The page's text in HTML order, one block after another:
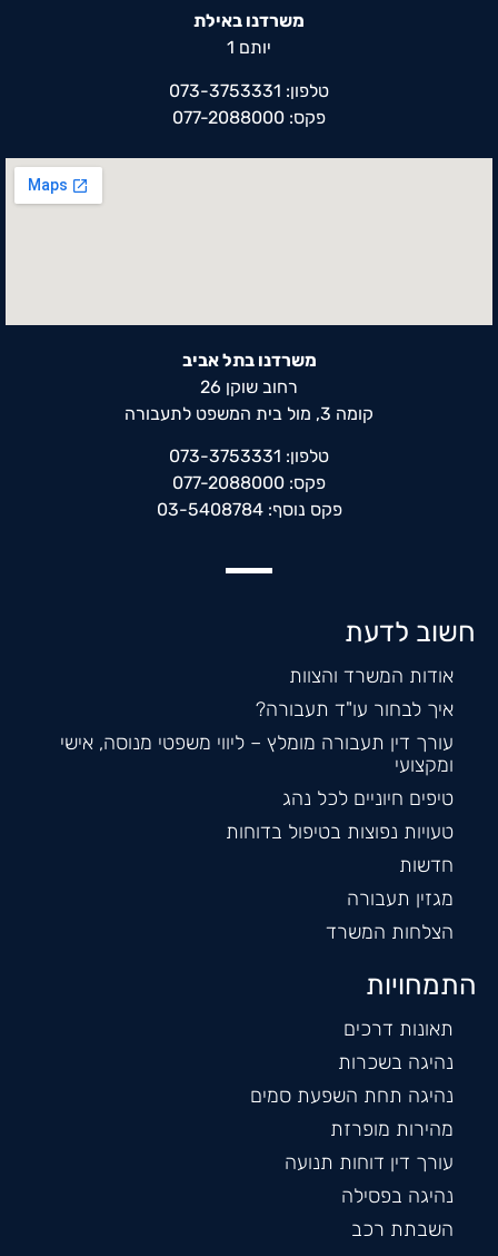
משרדנו באילת
יותם 1
טלפון: 073-3753331
פקס: 077-2088000
משרדנו בתל אביב
רחוב שוקן 26
קומה 3, מול בית המשפט לתעבורה
טלפון: 073-3753331
פקס: 077-2088000
פקס נוסף: 03-5408784
חשוב לדעת
אודות המשרד והצוות
איך לבחור עו"ד תעבורה?
עורך דין תעבורה מומלץ – ליווי משפטי מנוסה, אישי
ומקצועי
טיפים חיוניים לכל נהג
טעויות נפוצות בטיפול בדוחות
חדשות
מגזין תעבורה
הצלחות המשרד
התמחויות
תאונות דרכים
נהיגה בשכרות
נהיגה תחת השפעת סמים
מהירות מופרזת
עורך דין דוחות תנועה
נהיגה בפסילה
השבתת רכב